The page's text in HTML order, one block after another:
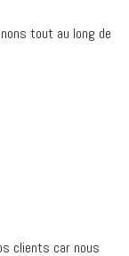
tout au long de
clients car nous